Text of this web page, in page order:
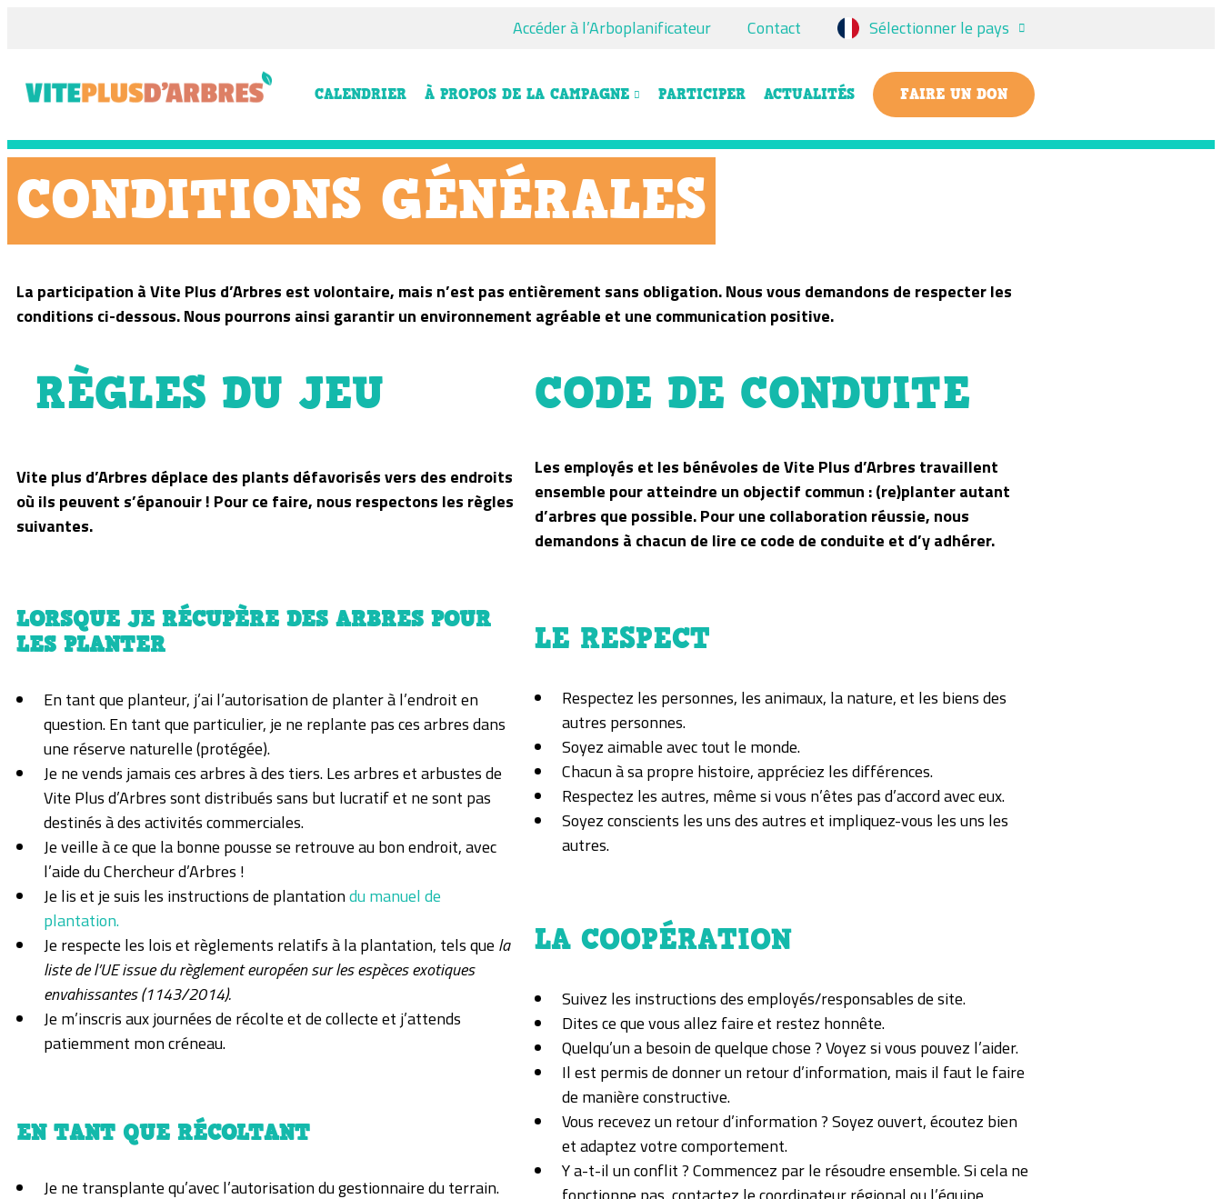
Accéder à l’Arboplanificateur Contact Sélectionner le pays
CALENDRIER À PROPOS DE LA CAMPAGNE PARTICIPER ACTUALITÉS FAIRE UN DON
CONDITIONS GÉNÉRALES
La participation à Vite Plus d’Arbres est volontaire, mais n’est pas entièrement sans obligation. Nous vous demandons de respecter les
conditions ci-dessous. Nous pourrons ainsi garantir un environnement agréable et une communication positive.
RÈGLES DU JEU
Vite plus d’Arbres déplace des plants défavorisés vers des endroits
où ils peuvent s’épanouir ! Pour ce faire, nous respectons les règles
suivantes.
LORSQUE JE RÉCUPÈRE DES ARBRES POUR
LES PLANTER
En tant que planteur, j’ai l’autorisation de planter à l’endroit en
question. En tant que particulier, je ne replante pas ces arbres dans
une réserve naturelle (protégée).
Je ne vends jamais ces arbres à des tiers. Les arbres et arbustes de
Vite Plus d’Arbres sont distribués sans but lucratif et ne sont pas
destinés à des activités commerciales.
Je veille à ce que la bonne pousse se retrouve au bon endroit, avec
l’aide du Chercheur d’Arbres !
Je lis et je suis les instructions de plantationdu manuel de
plantation.
Je respecte les lois et règlements relatifs à la plantation, tels que la
liste de l’UE issue du règlement européen sur les espèces exotiques
envahissantes (1143/2014).
Je m’inscris aux journées de récolte et de collecte et j’attends
patiemment mon créneau.
EN TANT QUE RÉCOLTANT
Je ne transplante qu’avec l’autorisation du gestionnaire du terrain.
CODE DE CONDUITE
Les employés et les bénévoles de Vite Plus d’Arbres travaillent
ensemble pour atteindre un objectif commun : (re)planter autant
d’arbres que possible. Pour une collaboration réussie, nous
demandons à chacun de lire ce code de conduite et d’y adhérer.
LE RESPECT
Respectez les personnes, les animaux, la nature, et les biens des
autres personnes.
Soyez aimable avec tout le monde.
Chacun à sa propre histoire, appréciez les différences.
Respectez les autres, même si vous n’êtes pas d’accord avec eux.
Soyez conscients les uns des autres et impliquez-vous les uns les
autres.
LA COOPÉRATION
Suivez les instructions des employés/responsables de site.
Dites ce que vous allez faire et restez honnête.
Quelqu’un a besoin de quelque chose ? Voyez si vous pouvez l’aider.
Il est permis de donner un retour d’information, mais il faut le faire
de manière constructive.
Vous recevez un retour d’information ? Soyez ouvert, écoutez bien
et adaptez votre comportement.
Y a-t-il un conflit ? Commencez par le résoudre ensemble. Si cela ne